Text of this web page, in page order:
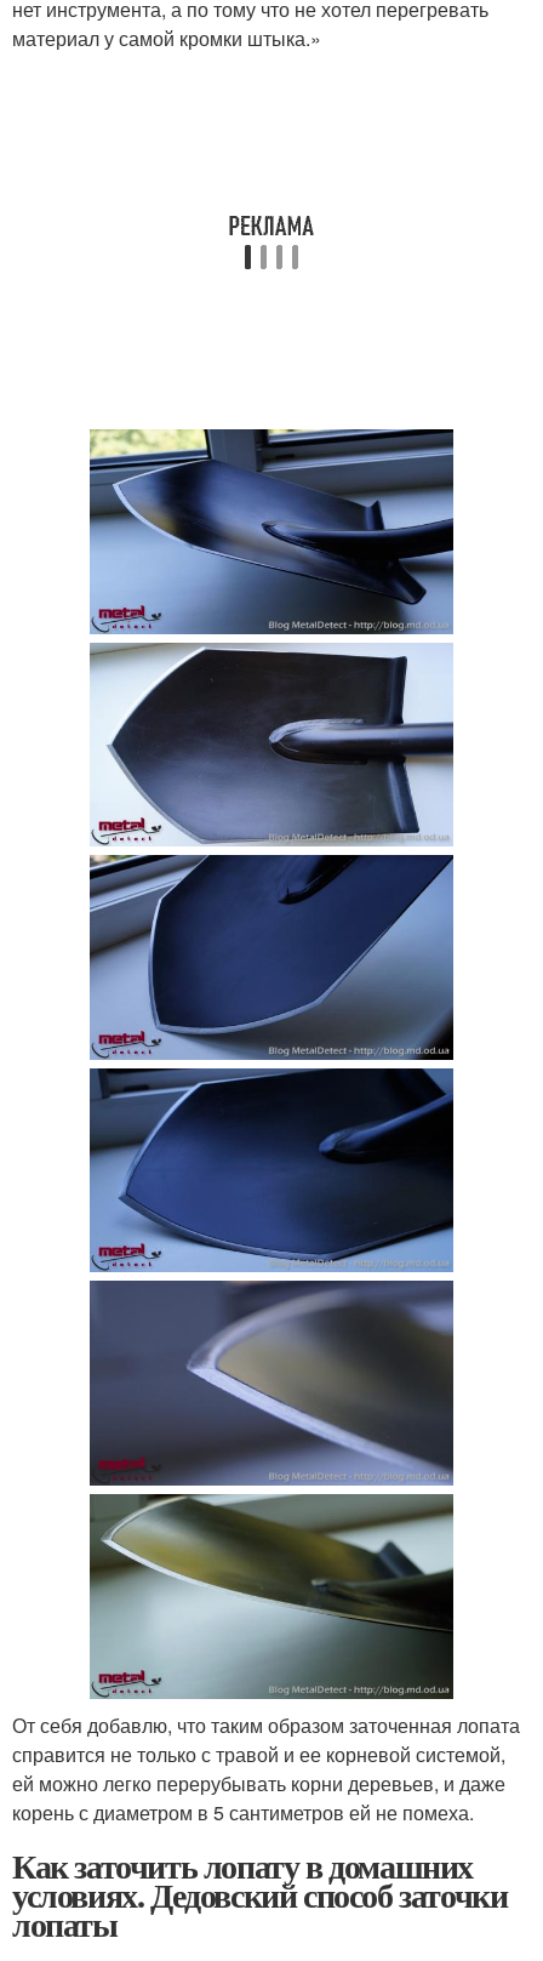
нет инструмента, а по тому что не хотел перегревать
материал у самой кромки штыка.»
От себя добавлю, что таким образом заточенная лопата
справится не только с травой и ее корневой системой,
ей можно легко перерубывать корни деревьев, и даже
корень с диаметром в 5 сантиметров ей не помеха.
Как заточить лопату в домашних
условиях. Дедовский способ заточки
лопаты